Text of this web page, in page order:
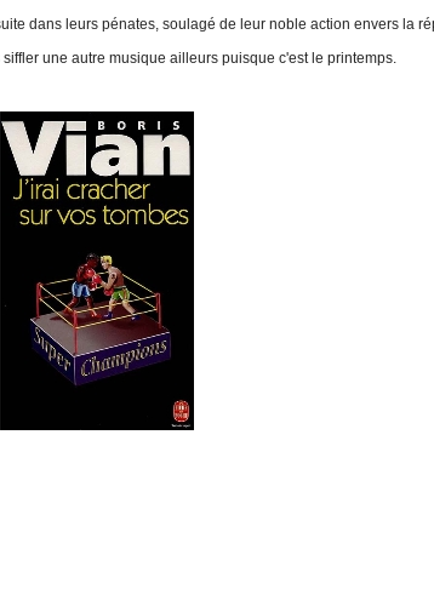
dans leurs pénates, soulagé de leur noble action envers la
une autre musique ailleurs puisque c'est le printemps.